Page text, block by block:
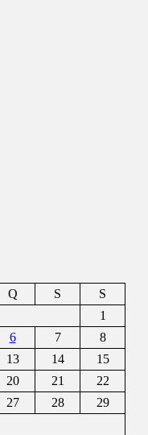
Q S
S
1
6 7
8
13 14
15
20 21
22
27 28
29